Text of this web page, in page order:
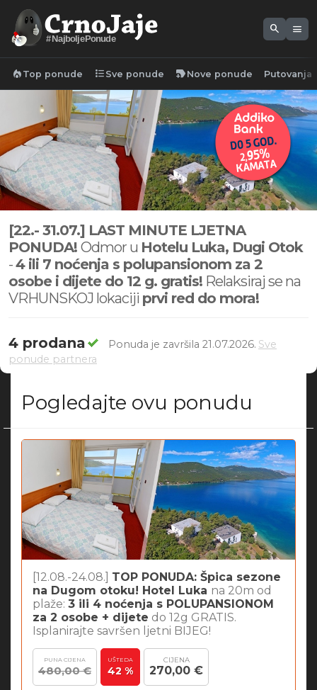
#NajboljePonude
search menu
local_fire_department Top ponude format_list_bulleted Sve ponude new_label Nove ponude Putovanja
[22.- 31.07.] LAST MINUTE LJETNA
PONUDA! Odmor u Hotelu Luka, Dugi Otok
-4 ili 7 noćenja s polupansionom za 2
osobe i dijete do 12 g. gratis! Relaksiraj se na
VRHUNSKOJ lokaciji prvi red do mora!
4 prodana Ponuda je završila 21.07.2026. Sve
ponude partnera
Pogledajte ovu ponudu
[12.08.-24.08.] TOP PONUDA: Špica sezone
na Dugom otoku! Hotel Luka na 20m od
plaže: 3 ili 4 noćenja s POLUPANSIONOM
za 2 osobe + dijete do 12g GRATIS.
Isplanirajte savršen ljetni BIJEG!
PUNA CIJENA
480,00 €
UŠTEDA
42 %
CIJENA
270,00 €